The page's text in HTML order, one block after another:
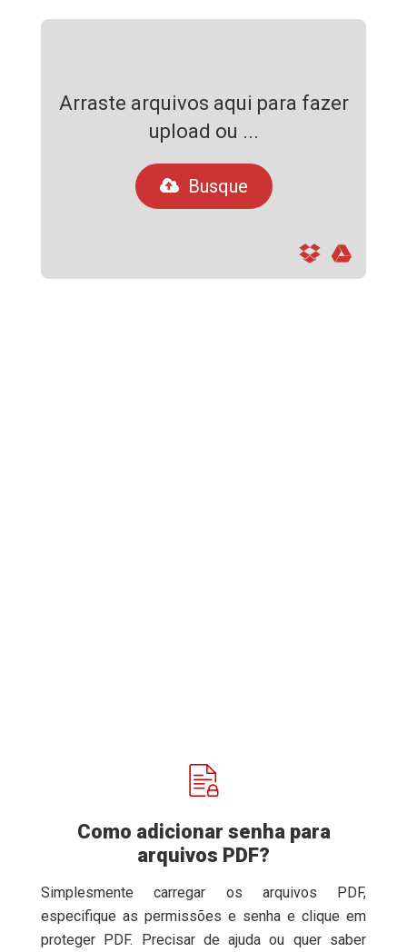
Arraste arquivos aqui para fazer
upload ou ...
Busque
Como adicionar senha para
arquivos PDF?
Simplesmente carregar os arquivos PDF,
especifique as permissões e senha e clique em
proteger PDF. Precisar de ajuda ou quer saber